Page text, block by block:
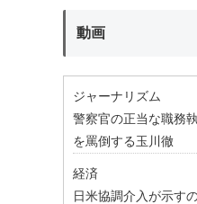
動画
ジャーナリズム
警察官の正当な職務
を罵倒する玉川徹
経済
日米協調介入が示す